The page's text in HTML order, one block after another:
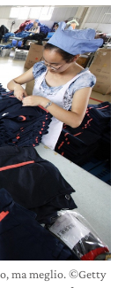
ma meglio. ©Getty